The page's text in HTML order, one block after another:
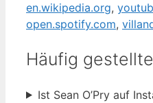
en.wikipedia.org,
open.spotify.com,
Häufig
Ist Sean O’Pry auf